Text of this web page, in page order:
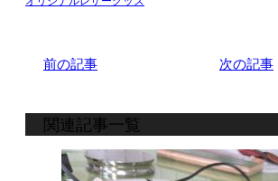
前の記事 次の記事
関連記事一覧